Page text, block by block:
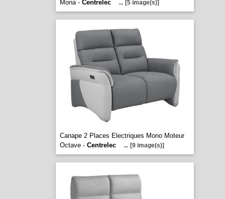
Mona - Centrelec ... [5 image(s)]
Canape 2 Places Electriques Mono Moteur
Octave - Centrelec ... [9 image(s)]